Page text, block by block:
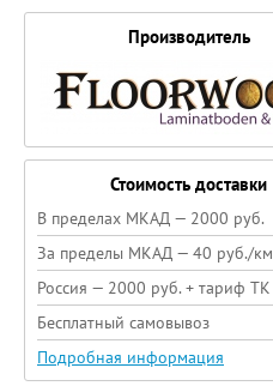
Производитель
Стоимость доставки
В пределах МКАД — 2000 руб.
За пределы МКАД — 40 руб./км
Россия — 2000 руб. + тариф ТК
Бесплатный самовывоз
Подробная информация